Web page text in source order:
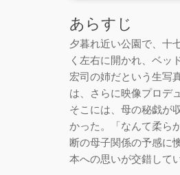
あらすじ
夕暮れ近い公園で、十
く左右に開かれ、ベッ
宏司の姉だという生写
は、さらに映像プロデ
そこには、母の秘戯が
かった。「なんて柔ら
断の母子関係の予感に
本への思いが交錯して